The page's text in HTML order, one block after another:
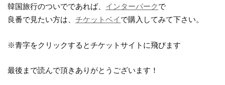
韓国旅行のついでであれば、 インターパークで
良番で見たい方は、チケットベイで購入してみて下さい。
※青字をクリックするとチケットサイトに飛びます
最後まで読んで頂きありがとうございます！